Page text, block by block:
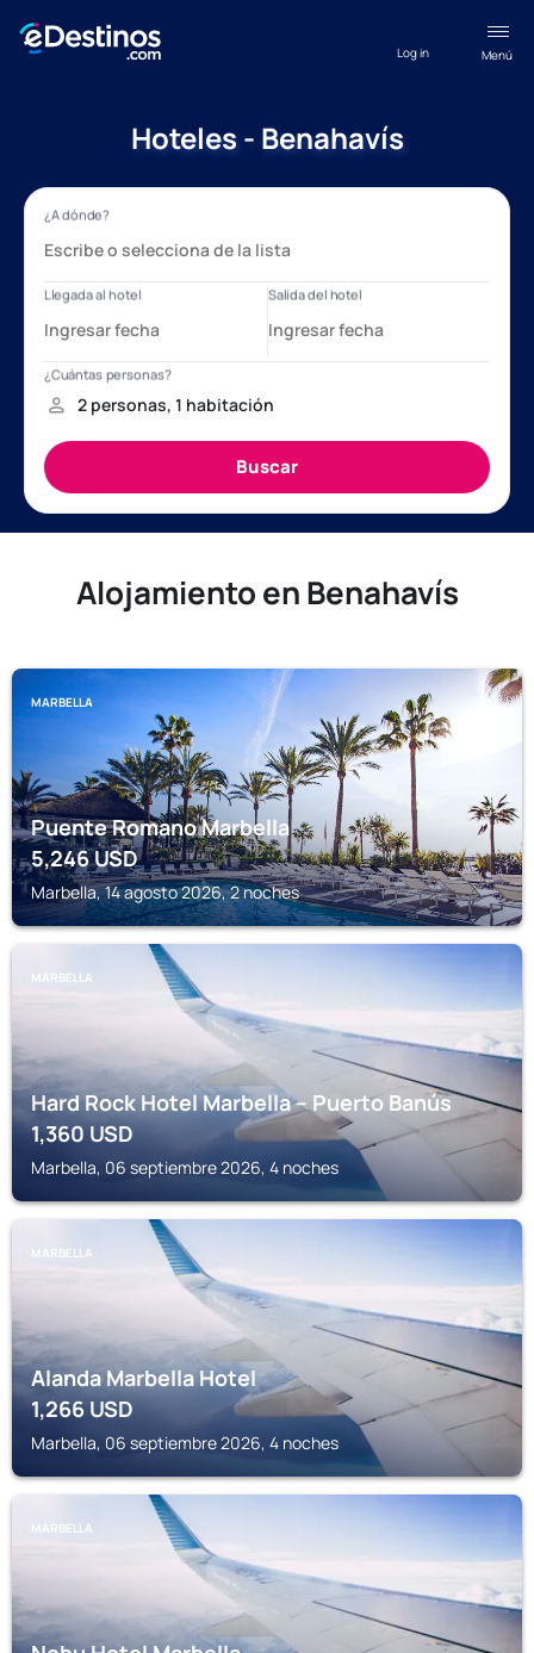
Menú
Log in
Hoteles - Benahavís
Alojamiento en Benahavís
MARBELLA
Puente Romano Marbella
5,246USD
Marbella, 14 agosto 2026, 2 noches
MARBELLA
Hard Rock Hotel Marbella – Puerto Banús
1,360USD
Marbella, 06 septiembre 2026, 4 noches
MARBELLA
Alanda Marbella Hotel
1,266USD
Marbella, 06 septiembre 2026, 4 noches
MARBELLA